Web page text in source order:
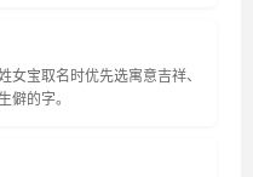
女宝取名时优先选寓意吉祥、
僻的字。